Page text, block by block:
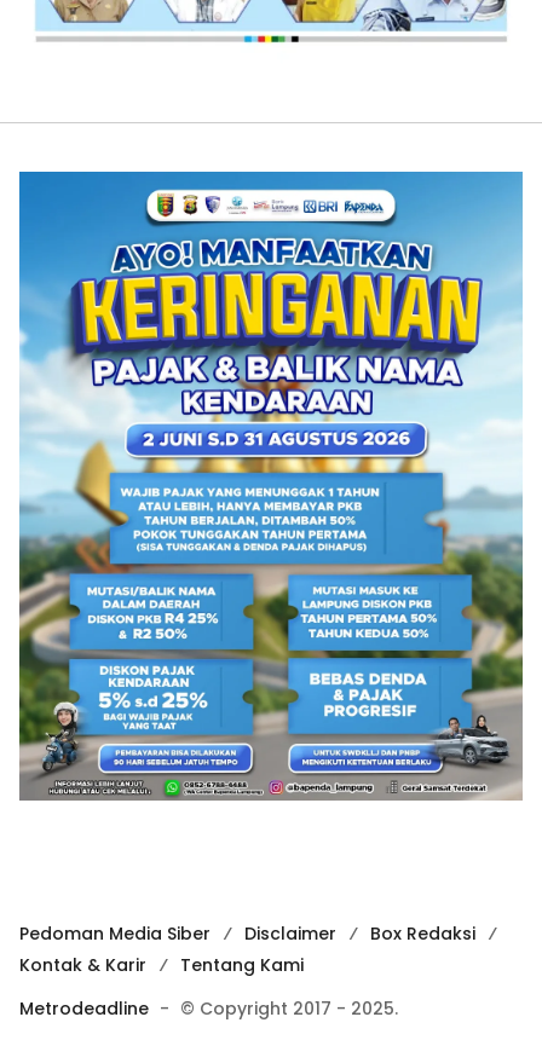
Pedoman Media Siber Disclaimer
Box Redaksi
Kontak & Karir
Tentang Kami
Metrodeadline - © Copyright 2017 - 2025.